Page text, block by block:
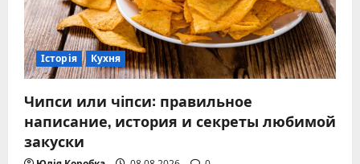
Історія Кухня
Чипси или чіпси: правильное
написание, история и секреты любимой
закуски